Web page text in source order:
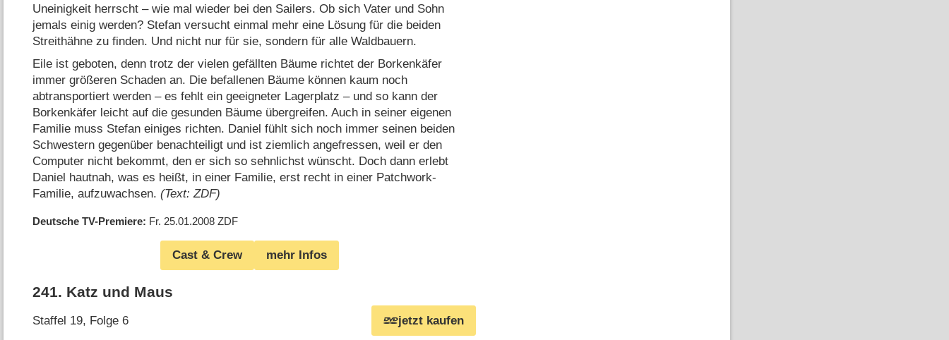
Uneinigkeit herrscht – wie mal wieder bei den Sailers. Ob sich Vater und Sohn
jemals einig werden? Stefan versucht einmal mehr eine Lösung für die beiden
Streithähne zu finden. Und nicht nur für sie, sondern für alle Waldbauern.
Eile ist geboten, denn trotz der vielen gefällten Bäume richtet der Borkenkäfer
immer größeren Schaden an. Die befallenen Bäume können kaum noch
abtransportiert werden – es fehlt ein geeigneter Lagerplatz – und so kann der
Borkenkäfer leicht auf die gesunden Bäume übergreifen. Auch in seiner eigenen
Familie muss Stefan einiges richten. Daniel fühlt sich noch immer seinen beiden
Schwestern gegenüber benachteiligt und ist ziemlich angefressen, weil er den
Computer nicht bekommt, den er sich so sehnlichst wünscht. Doch dann erlebt
Daniel hautnah, was es heißt, in einer Familie, erst recht in einer Patchwork-
Familie, aufzuwachsen.(Text: ZDF)
Deutsche TV-Premiere Fr. 25.01.2008 ZDF
Cast & Crew mehr Infos
241. Katz und Maus
Staffel 19, Folge 6 jetzt kaufen